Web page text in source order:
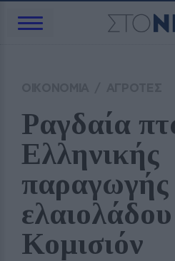
Ραγδαία
Ελληνικής
παραγωγής
Κομισιόν